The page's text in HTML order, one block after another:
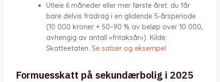
Utleie 6 måneder eller mer første året: du får
bare delvis fradrag i en glidende 5‑årsperiode
(10 000 kroner + 50–90 % av beløp over 10 000,
avhengig av antall «fritaksår»). Kilde:
Skatteetaten. Se satser og eksempel
Formuesskatt på sekundærbolig i 2025